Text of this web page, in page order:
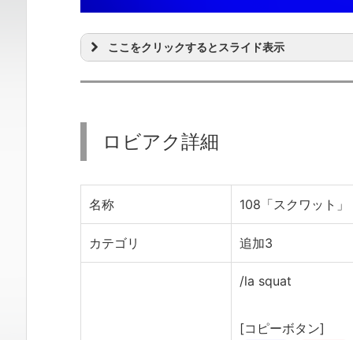
ここをクリックするとスライド表示
ロビアク詳細
名称 108「スクワット」
カテゴリ 追加3
/la squat
[コピーボタン]